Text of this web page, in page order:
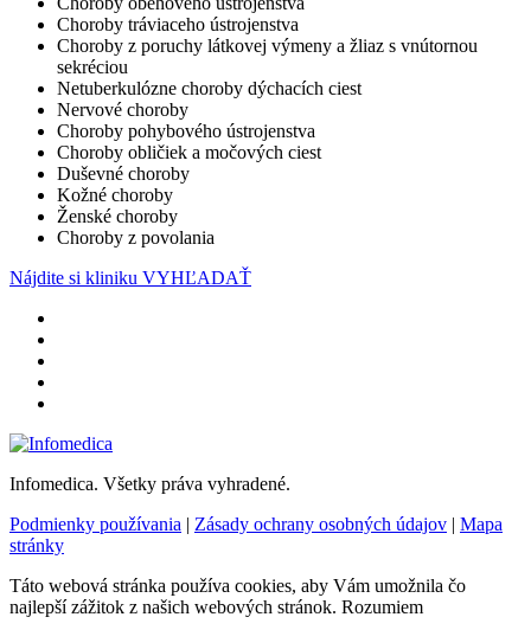
Choroby tráviaceho ústrojenstva
Choroby z poruchy látkovej výmeny a žliaz s vnútornou
sekréciou
Netuberkulózne choroby dýchacích ciest
Nervové choroby
Choroby pohybového ústrojenstva
Choroby obličiek a močových ciest
Duševné choroby
Kožné choroby
Ženské choroby
Choroby z povolania
Nájdite si kliniku VYHĽADAŤ
Infomedica. Všetky práva vyhradené.
Podmienky používania | Zásady ochrany osobných údajov | Mapa
stránky
Táto webová stránka používa cookies, aby Vám umožnila čo
najlepší zážitok z našich webových stránok. Rozumiem